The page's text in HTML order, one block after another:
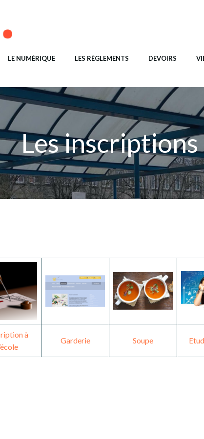
LE NUMÉRIQUE LES RÈGLEMENTS DEVOIRS
Les inscriptions
à
Garderie Soupe